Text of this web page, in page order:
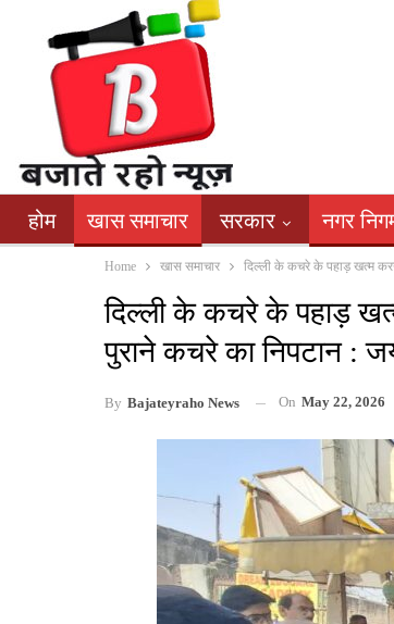
होम खास समाचार सरकार नगर
Home खास समाचार दिल्ली के कचरे के पहाड़ खत्म
दिल्ली के कचरे के पहाड़
पुराने कचरे का निपटान :
By Bajateyraho News On May 22, 2026